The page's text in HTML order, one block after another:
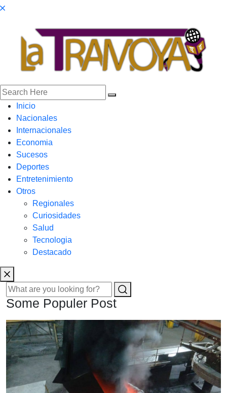
Inicio
Nacionales
Internacionales
Economia
Sucesos
Deportes
Entretenimiento
Otros
Regionales
Curiosidades
Salud
Tecnologia
Destacado
Some Populer Post